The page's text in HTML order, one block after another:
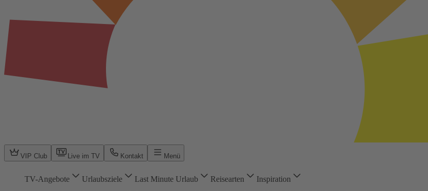
VIP Club Live im TV Kontakt Menü
TV-Angebote Urlaubsziele Last Minute Urlaub Reisearten Inspiration